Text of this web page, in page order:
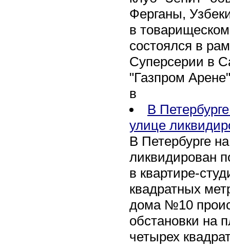
Ферганы,
в
состоялся в
Суперсерии в
"Газпром
в
В
улице
В Петербурге
ликвидирован
в квартире-
квадратных
дома №10
обстановки на
четырех